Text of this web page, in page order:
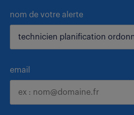
nom de votre alerte
email